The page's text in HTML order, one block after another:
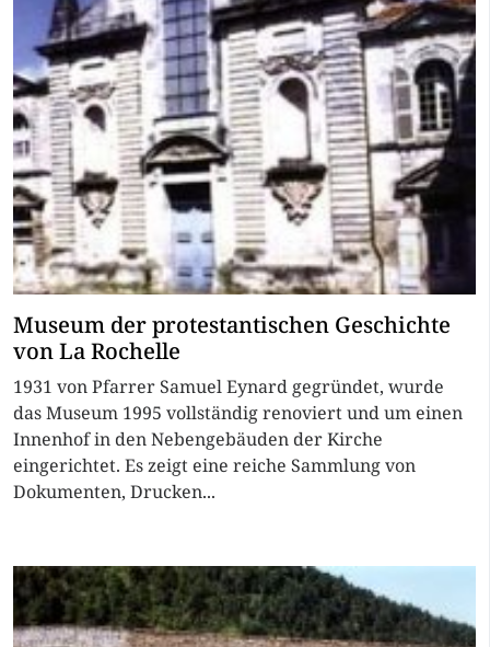
Museum der protestantischen Geschichte
von La Rochelle
1931 von Pfarrer Samuel Eynard gegründet, wurde
das Museum 1995 vollständig renoviert und um einen
Innenhof in den Nebengebäuden der Kirche
eingerichtet. Es zeigt eine reiche Sammlung von
Dokumenten, Drucken...